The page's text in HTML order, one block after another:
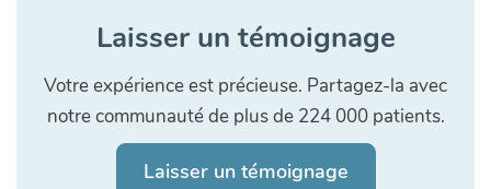
Laisser un témoignage
Votre expérience est précieuse. Partagez-la avec
notre communauté de plus de 224 000 patients.
Laisser un témoignage